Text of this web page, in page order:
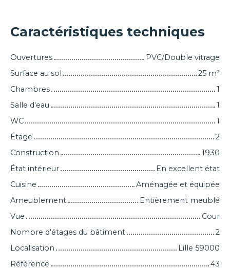
Caractéristiques techniques
Ouvertures
PVC/Double vitrage
Surface au sol
25 m²
Chambres
1
Salle d'eau
1
WC
1
Étage
2
Construction
1930
État intérieur
En excellent état
Cuisine
Aménagée et équipée
Ameublement
Entièrement meublé
Vue
Cour
Nombre d'étages du bâtiment
2
Localisation
Lille 59000
Référence
43